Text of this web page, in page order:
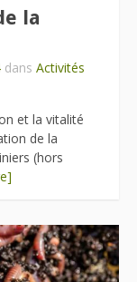
la
dans Activités
et la vitalité
de la
(hors